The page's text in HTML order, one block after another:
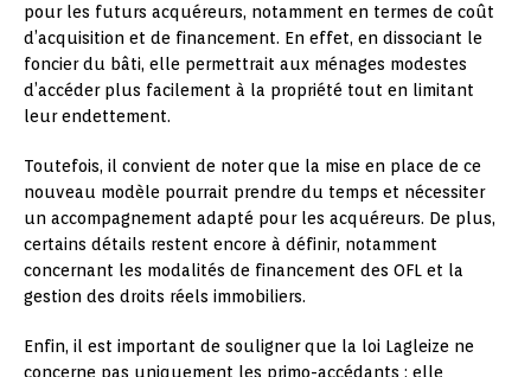
pour les futurs acquéreurs, notamment en termes de coût
d’acquisition et de financement. En effet, en dissociant le
foncier du bâti, elle permettrait aux ménages modestes
d’accéder plus facilement à la propriété tout en limitant
leur endettement.
Toutefois, il convient de noter que la mise en place de ce
nouveau modèle pourrait prendre du temps et nécessiter
un accompagnement adapté pour les acquéreurs. De plus,
certains détails restent encore à définir, notamment
concernant les modalités de financement des OFL et la
gestion des droits réels immobiliers.
Enfin, il est important de souligner que la loi Lagleize ne
concerne pas uniquement les primo-accédants : elle